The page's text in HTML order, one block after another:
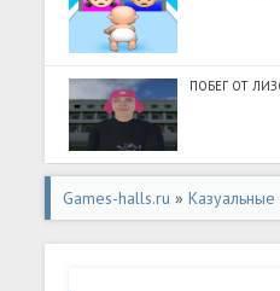
ПОБЕГ ОТ
Games-halls.ru »Казуальные
Color Fan - Color By